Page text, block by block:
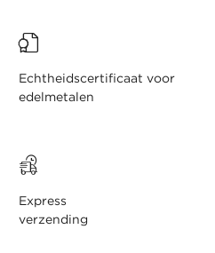
Echtheidscertificaat voor
edelmetalen
Express
verzending